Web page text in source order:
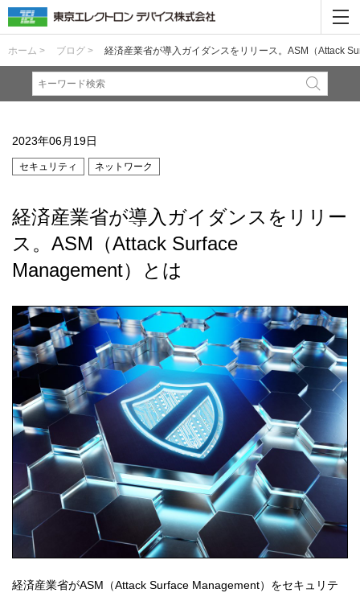
ホーム > ブログ > 経済産業省が導入ガイダンスをリリース。ASM（Attack
2023年06月19日
セキュリティ ネットワーク
経済産業省が導入ガイダンスをリリー
ス。ASM（Attack Surface
Management）とは
経済産業省がASM（Attack Surface Management）をセキュリテ